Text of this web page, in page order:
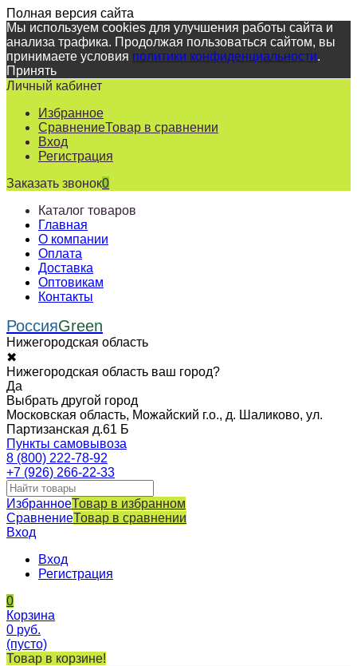
Полная версия сайта
Мы используем cookies для улучшения работы сайта и
анализа трафика. Продолжая пользоваться сайтом, вы
принимаете условия политики конфиденциальности.
Принять
Личный кабинет
Избранное
СравнениеТовар в сравнении
Вход
Регистрация
Заказать звонок0
Каталог товаров
Главная
О компании
Оплата
Доставка
Оптовикам
Контакты
РоссияGreen
Нижегородская область
✖
Нижегородская область ваш город?
Да
Выбрать другой город
Московская область, Можайский г.о., д. Шаликово, ул.
Партизанская д.61 Б
Пункты самовывоза
8 (800) 222-78-92
+7 (926) 266-22-33
ИзбранноеТовар в избранном
СравнениеТовар в сравнении
Вход
Вход
Регистрация
0
Корзина
0 руб.
(пусто)
Товар в корзине!